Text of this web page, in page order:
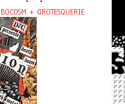
+ GROTESQUERIE